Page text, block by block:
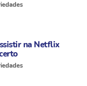
na Netflix